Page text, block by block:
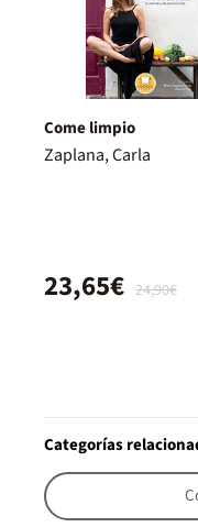
Come limpio
Zaplana, Carla
24,90€
23,65€
Categorías